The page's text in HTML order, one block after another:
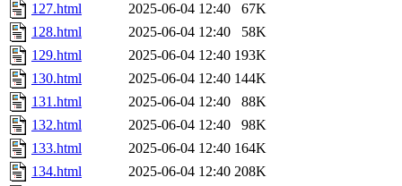
127.html
2025-06-04 12:40
67K
128.html
2025-06-04 12:40
58K
129.html
2025-06-04 12:40 193K
130.html
2025-06-04 12:40 144K
131.html
2025-06-04 12:40
88K
132.html
2025-06-04 12:40
98K
133.html
2025-06-04 12:40 164K
134.html
2025-06-04 12:40 208K